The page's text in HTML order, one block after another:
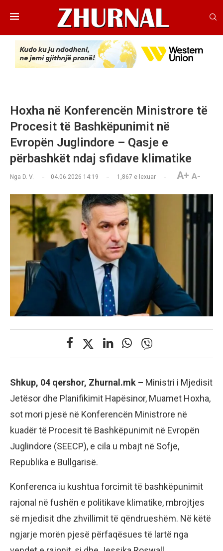
Hoxha në Konferencën Ministrore të
Procesit të Bashkëpunimit në
Evropën Juglindore – Qasje e
përbashkët ndaj sfidave klimatike
Nga D. V. 04.06.2026 14:19 1,867 e lexuar A+ A-
Shkup, 04 qershor, Zhurnal.mk – Ministri i Mjedisit
Jetësor dhe Planifikimit Hapësinor, Muamet Hoxha,
sot mori pjesë në Konferencën Ministrore në
kuadër të Procesit të Bashkëpunimit në Evropën
Juglindore (SEECP), e cila u mbajt në Sofje,
Republika e Bullgarisë.
Konferenca iu kushtua forcimit të bashkëpunimit
rajonal në fushën e politikave klimatike, mbrojtjes
së mjedisit dhe zhvillimit të qëndrueshëm. Në këtë
ngjarje morën pjesë përfaqësues të lartë nga